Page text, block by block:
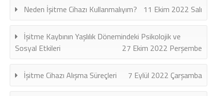
Neden İşitme Cihazı Kullanmalıyım?
11 Ekim 2022 Salı
İşitme Kaybının Yaşlılık Dönemindeki Psikolojik ve
Sosyal Etkileri
27 Ekim 2022 Perşembe
İşitme Cihazı Alışma Süreçleri 7 Eylül 2022 Çarşamba